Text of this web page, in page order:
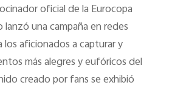
oficial de la Eurocopa
una campaña en redes
los aficionados a capturar y
más alegres y eufóricos del
creado por fans se exhibió